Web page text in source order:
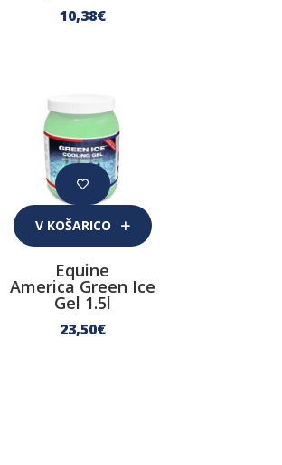
10,38€
V KOŠARICO
Equine
America Green Ice
Gel 1.5l
23,50€